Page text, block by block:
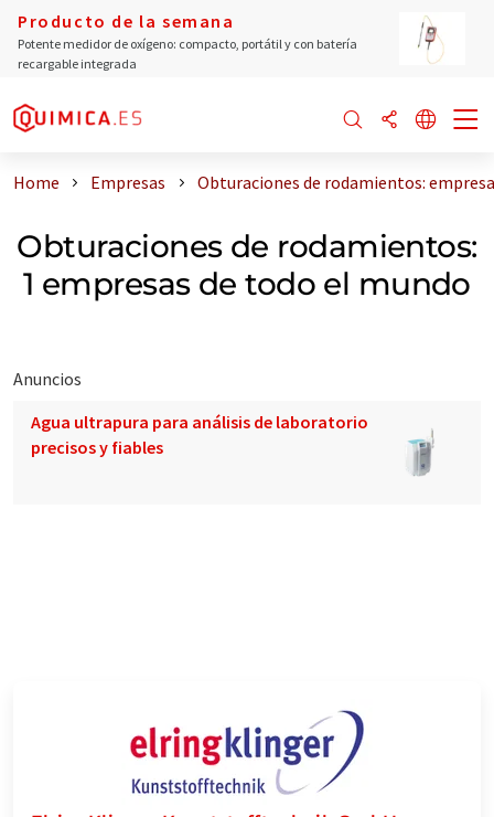
Producto de la semana
Potente medidor de oxígeno: compacto, portátil y con batería
recargable integrada
Home Empresas Obturaciones de rodamientos:
Obturaciones de rodamientos:
1 empresas de todo el mundo
Anuncios
Agua ultrapura para análisis de laboratorio
precisos y fiables